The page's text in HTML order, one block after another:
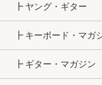
┣ ヤング・ギター
┣ キーボード・マガ
┣ ギター・マガジン